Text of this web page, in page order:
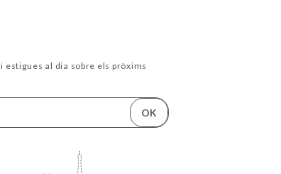
al dia sobre els pròxims
OK